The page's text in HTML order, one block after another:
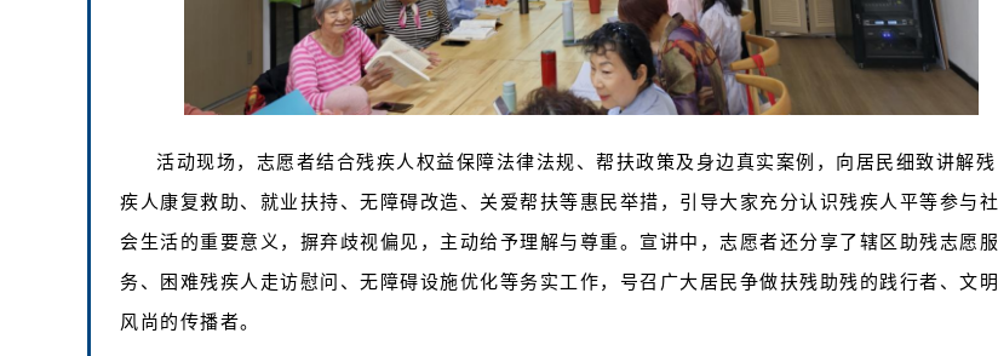
活动现场，志愿者结合残疾人权益保障法律法规、帮扶政策及身边真实案例，向居民细致讲解残
疾人康复救助、就业扶持、无障碍改造、关爱帮扶等惠民举措，引导大家充分认识残疾人平等参与社
会生活的重要意义，摒弃歧视偏见，主动给予理解与尊重。宣讲中，志愿者还分享了辖区助残志愿服
务、困难残疾人走访慰问、无障碍设施优化等务实工作，号召广大居民争做扶残助残的践行者、文明
风尚的传播者。